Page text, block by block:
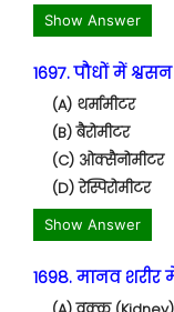
Show Answer
1697. पौधों में
(A) थर्मामीटर
(B) बैरोमीटर
(C) ओक्सैनोमीटर
(D) रेस्पिरोमीटर
Show Answer
1698. मानव